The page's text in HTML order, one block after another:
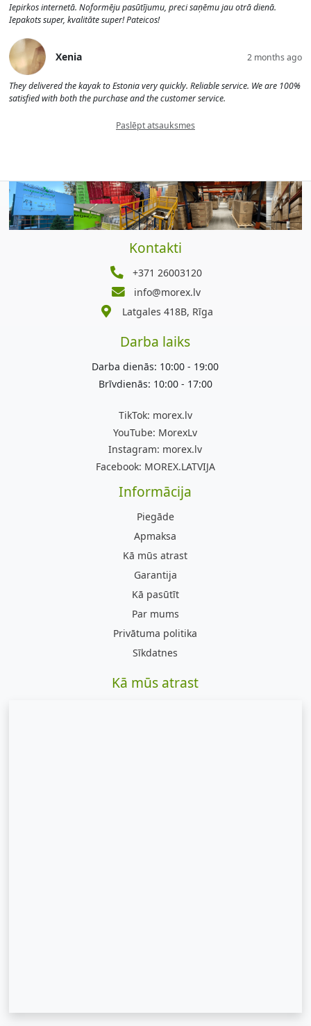
Iepirkos internetā. Noformēju pasūtījumu, preci saņēmu jau otrā dienā.
Iepakots super, kvalitāte super! Pateicos!
Xenia 2 months ago
They delivered the kayak to Estonia very quickly. Reliable service. We are 100%
satisfied with both the purchase and the customer service.
Paslēpt atsauksmes
Kontakti
+371 26003120
info@morex.lv
Latgales 418B, Rīga
Darba laiks
Darba dienās: 10:00 - 19:00
Brīvdienās: 10:00 - 17:00
TikTok: morex.lv
YouTube: MorexLv
Instagram: morex.lv
Facebook: MOREX.LATVIJA
Informācija
Piegāde
Apmaksa
Kā mūs atrast
Garantija
Kā pasūtīt
Par mums
Privātuma politika
Sīkdatnes
Kā mūs atrast